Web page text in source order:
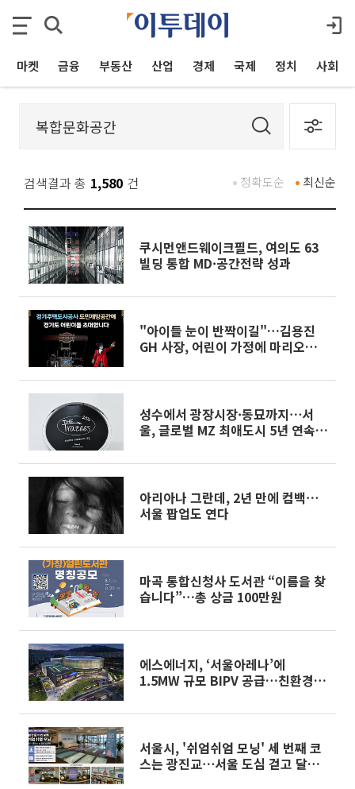
마켓 금융 부동산 산업 경제 국제 정치 사회
검색결과 총 1,580 건 최신순
정확도순
쿠시먼앤드웨이크필드, 여의도 63
빌딩 통합 MD·공간전략 성과
"아이들 눈이 반짝이길"…김용진
GH 사장, 어린이 가정에 마리오네
성수에서 광장시장·동묘까지⋯서
울, 글로벌 MZ 최애도시 5년 연속 1
아리아나 그란데, 2년 만에 컴백⋯
서울 팝업도 연다
마곡 통합신청사 도서관 “이름을 찾
습니다”…총 상금 100만원
에스에너지, ‘서울아레나’에
1.5MW 규모 BIPV 공급…친환경
서울시, '쉬엄쉬엄 모닝' 세 번째 코
스는 광진교⋯서울 도심 걷고 달린